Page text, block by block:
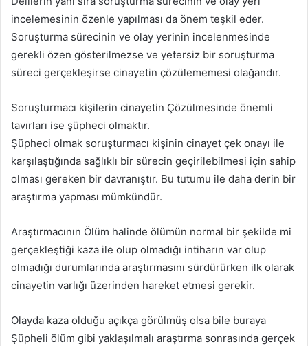
incelemesinin özenle yapılması da önem teşkil eder.
Soruşturma sürecinin ve olay yerinin incelenmesinde
gerekli özen gösterilmezse ve yetersiz bir soruşturma
süreci gerçekleşirse cinayetin çözülememesi olağandır.
Soruşturmacı kişilerin cinayetin Çözülmesinde önemli
tavırları ise şüpheci olmaktır.
Şüpheci olmak soruşturmacı kişinin cinayet çek onayı ile
karşılaştığında sağlıklı bir sürecin geçirilebilmesi için sahip
olması gereken bir davranıştır. Bu tutumu ile daha derin bir
araştırma yapması mümkündür.
Araştırmacının Ölüm halinde ölümün normal bir şekilde mi
gerçekleştiği kaza ile olup olmadığı intiharın var olup
olmadığı durumlarında araştırmasını sürdürürken ilk olarak
cinayetin varlığı üzerinden hareket etmesi gerekir.
Olayda kaza olduğu açıkça görülmüş olsa bile buraya
Şüpheli ölüm gibi yaklaşılmalı araştırma sonrasında gerçek